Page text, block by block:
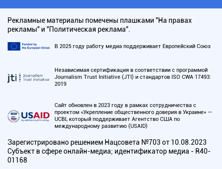
Рекламные материалы помечены плашками "На правах
рекламы" и "Политическая реклама".
В 2025 году работу медиа поддерживает Европейский Союз
Независимая сертификация в соответствии с программой
Journalism Trust Initiative (JTI) и стандартов ISO CWA 17493:
2019
Сайт обновлен в 2023 году в рамках сотрудничества с
проектом «Укрепление общественного доверия в Украине» —
UCBI, который поддерживает Агентство США по
международному развитию (USAID)
Зарегистрировано решением Нацсовета №703 от 10.08.2023
Субъект в сфере онлайн-медиа; идентификатор медиа - R40-
01168